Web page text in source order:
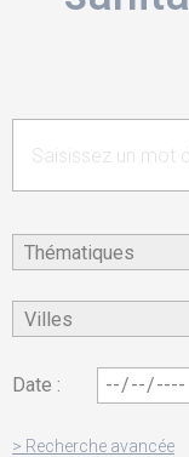
Date :
> Recherche avancée